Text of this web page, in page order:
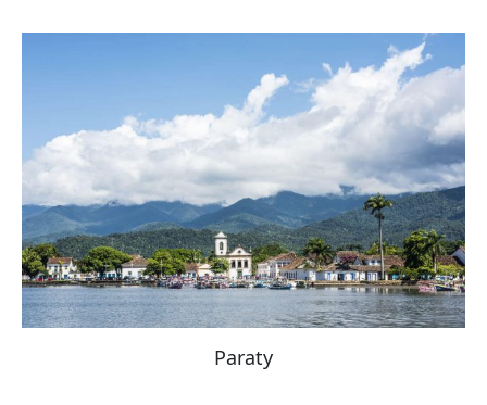
Paraty